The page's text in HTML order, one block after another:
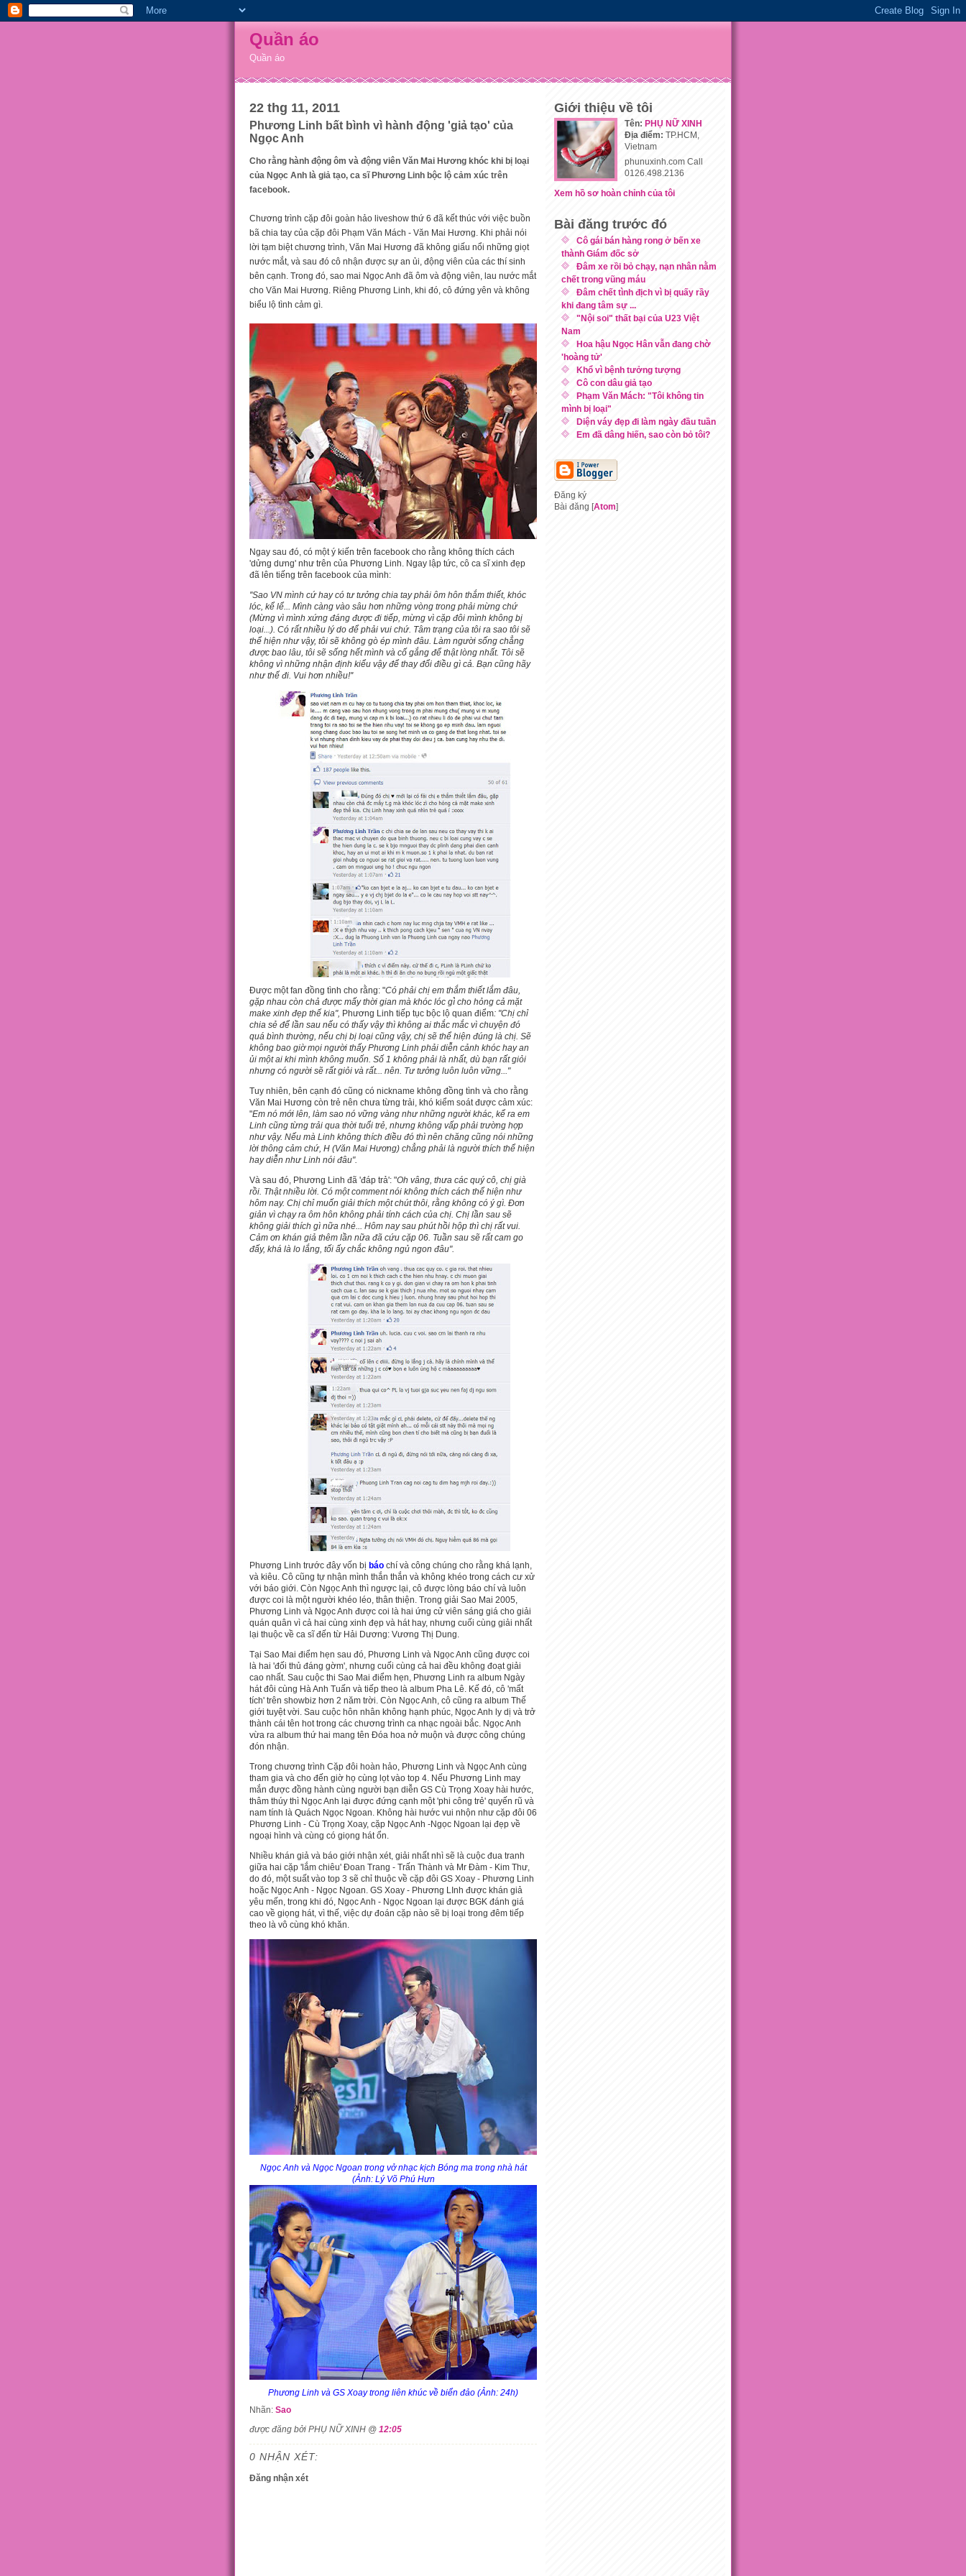
Quần áo
Quần áo
22 thg 11, 2011
Phương Linh bất bình vì hành động 'giả tạo' của
Ngọc Anh
Cho rằng hành động ôm và động viên Văn Mai Hương khóc khi bị loại
của Ngọc Anh là giả tạo, ca sĩ Phương Linh bộc lộ cảm xúc trên
facebook.
Chương trình cặp đôi goàn hảo liveshow thứ 6 đã kết thúc với việc buồn
bã chia tay của cặp đôi Phạm Văn Mách - Văn Mai Hương. Khi phải nói
lời tạm biệt chương trình, Văn Mai Hương đã không giấu nổi những giọt
nước mắt, và sau đó cô nhận được sự an ủi, động viên của các thí sinh
bên cạnh. Trong đó, sao mai Ngọc Anh đã ôm và động viên, lau nước mắt
cho Văn Mai Hương. Riêng Phương Linh, khi đó, cô đứng yên và không
biểu lộ tình cảm gì.
Ngay sau đó, có một ý kiến trên facebook cho rằng không thích cách
'dửng dưng' như trên của Phương Linh. Ngay lập tức, cô ca sĩ xinh đẹp
đã lên tiếng trên facebook của mình:
''Sao VN mình cứ hay có tư tưởng chia tay phải ôm hôn thắm thiết, khóc
lóc, kể lể... Mình càng vào sâu hơn những vòng trong phải mừng chứ
(Mừng vì mình xứng đáng được đi tiếp, mừng vì cặp đôi mình không bị
loại...). Có rất nhiều lý do để phải vui chứ. Tâm trạng của tôi ra sao tôi sẽ
thể hiện như vậy, tôi sẽ không gò ép mình đâu. Làm người sống chẳng
được bao lâu, tôi sẽ sống hết mình và cố gắng để thật lòng nhất. Tôi sẽ
không vì những nhận định kiểu vậy để thay đổi điều gì cả. Bạn cũng hãy
như thế đi. Vui hơn nhiều!''
Được một fan đồng tình cho rằng: "Có phải chị em thắm thiết lắm đâu,
gặp nhau còn chả được mấy thời gian mà khóc lóc gì̀ cho hỏng cả mặt
make xinh đẹp thế kia", Phương Linh tiếp tục bộc lộ quan điểm: "Chị chỉ
chia sẻ để lần sau nếu có thấy vậy thì không ai thắc mắc vì chuyện đó
quá bình thường, nếu chị bị loại cũng vậy, chị sẽ thể hiện đúng là chị. Sẽ
không bao giờ mọi người thấy Phương Linh phải diễn cảnh khóc hay an
ủi một ai khi mình không muốn. Số 1 không phải là nhất, dù bạn rất giỏi
nhưng có người sẽ rất giỏi và rất... nên. Tư tưởng luôn luôn vững..."
Tuy nhiên, bên cạnh đó cũng có nickname không đồng tình và cho rằng
Văn Mai Hương còn trẻ nên chưa từng trải, khó kiểm soát được cảm xúc:
"Em nó mới lên, làm sao nó vững vàng như những người khác, kể ra em
Linh cũng từng trải qua thời tuổi trẻ, nhưng không vấp phải trường hợp
như vậy. Nếu mà Linh không thích điều đó thì nên chăng cũng nói những
lời thông cảm chứ, H (Văn Mai Hương) chẳng phải là người thích thể hiện
hay diễn như Linh nói đâu".
Và sau đó, Phương Linh đã 'đáp trả': "Oh vâng, thưa các quý cô, chị già
rồi. Thật nhiều lời. Có một comment nói không thích cách thể hiện như
hôm nay. Chị chỉ muốn giải thích một chút thôi, rằng không có ý gì. Đơn
giản vì chạy ra ôm hôn không phải tính cách của chị. Chị lần sau sẽ
không giải thích gì nữa nhé... Hôm nay sau phút hồi hộp thì chị rất vui.
Cảm ơn khán giả thêm lần nữa đã cứu cặp 06. Tuần sau sẽ rất cam go
đấy, khá là lo lắng, tối ấy chắc không ngủ ngon đâu".
Phương Linh trước đây vốn bị báo chí và công chúng cho rằng khá lạnh,
và kiêu. Cô cũng tự nhận mình thắn thắn và không khéo trong cách cư xử
với báo giới. Còn Ngọc Anh thì ngược lại, cô được lòng báo chí và luôn
được coi là một người khéo léo, thân thiện. Trong giải Sao Mai 2005,
Phương Linh và Ngọc Anh được coi là hai ứng cử viên sáng giá cho giải
quán quân vì cả hai cùng xinh đẹp và hát hay, nhưng cuối cùng giải nhất
lại thuộc về ca sĩ đến từ Hải Dương: Vương Thị Dung.
Tại Sao Mai điểm hẹn sau đó, Phương Linh và Ngọc Anh cũng được coi
là hai 'đối thủ đáng gờm', nhưng cuối cùng cả hai đều không đoạt giải
cao nhất. Sau cuộc thi Sao Mai điểm hẹn, Phương Linh ra album Ngày
hát đôi cùng Hà Anh Tuấn và tiếp theo là album Pha Lê. Kế đó, cô 'mất
tích' trên showbiz hơn 2 năm trời. Còn Ngọc Anh, cô cũng ra album Thế
giới tuyệt vời. Sau cuộc hôn nhân không hạnh phúc, Ngọc Anh ly dị và trở
thành cái tên hot trong các chương trình ca nhạc ngoài bắc. Ngọc Anh
vừa ra album thứ hai mang tên Đóa hoa nở muộn và được công chúng
đón nhận.
Trong chương trình Cặp đôi hoàn hảo, Phương Linh và Ngọc Anh cùng
tham gia và cho đến giờ họ cùng lọt vào top 4. Nếu Phương Linh may
mắn được đồng hành cùng người bạn diễn GS Cù Trọng Xoay hài hước,
thâm thúy thì Ngọc Anh lại được đứng cạnh một 'phi công trẻ' quyến rũ và
nam tính là Quách Ngọc Ngoan. Không hài hước vui nhộn như cặp đôi 06
Phương Linh - Cù Trọng Xoay, cặp Ngọc Anh -Ngọc Ngoan lại đẹp về
ngoại hình và cùng có giọng hát ổn.
Nhiều khán giả và báo giới nhận xét, giải nhất nhì sẽ là cuộc đua tranh
giữa hai cặp 'lắm chiêu' Đoan Trang - Trấn Thành và Mr Đàm - Kim Thư,
do đó, một suất vào top 3 sẽ chỉ thuộc về cặp đôi GS Xoay - Phương Linh
hoặc Ngọc Anh - Ngọc Ngoan. GS Xoay - Phương LInh được khán giả
yêu mến, trong khi đó, Ngọc Anh - Ngọc Ngoan lại được BGK đánh giá
cao về giọng hát, vì thế, việc dự đoán cặp nào sẽ bị loại trong đêm tiếp
theo là vô cùng khó khăn.
Ngọc Anh và Ngọc Ngoan trong vở nhạc kịch Bóng ma trong nhà hát
(Ảnh: Lý Võ Phú Hưn
Phương Linh và GS Xoay trong liên khúc về biển đảo (Ảnh: 24h)
Nhãn: Sao
được đăng bởi PHỤ NỮ XINH @ 12:05
0 NHẬN XÉT:
Đăng nhận xét
Giới thiệu về tôi
Tên: PHỤ NỮ XINH
Địa điểm: TP.HCM,
Vietnam
phunuxinh.com Call
0126.498.2136
Xem hồ sơ hoàn chỉnh của tôi
Bài đăng trước đó
Cô gái bán hàng rong ở bến xe
thành Giám đốc sở
Đâm xe rồi bỏ chạy, nạn nhân nằm
chết trong vũng máu
Đâm chết tình địch vì bị quấy rầy
khi đang tâm sự ...
"Nội soi" thất bại của U23 Việt
Nam
Hoa hậu Ngọc Hân vẫn đang chờ
'hoàng tử'
Khổ vì bệnh tưởng tượng
Cô con dâu giả tạo
Phạm Văn Mách: "Tôi không tin
mình bị loại"
Diện váy đẹp đi làm ngày đầu tuần
Em đã dâng hiến, sao còn bỏ tôi?
Đăng ký
Bài đăng [Atom]